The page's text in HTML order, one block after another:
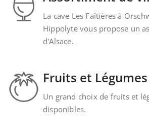
La cave Les Faîtières à
Hippolyte vous propose un
d'Alsace.
Fruits et Légumes
Un grand choix de fruits et
disponibles.